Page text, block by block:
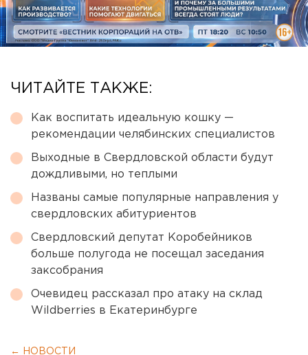
ЧИТАЙТЕ ТАКЖЕ:
Как воспитать идеальную кошку —
рекомендации челябинских специалистов
Выходные в Свердловской области будут
дождливыми, но теплыми
Названы самые популярные направления у
свердловских абитуриентов
Свердловский депутат Коробейников
больше полугода не посещал заседания
заксобрания
Очевидец рассказал про атаку на склад
Wildberries в Екатеринбурге
← НОВОСТИ